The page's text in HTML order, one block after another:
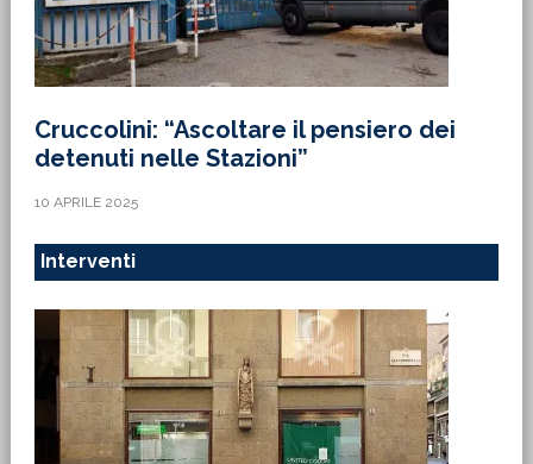
Cruccolini: “Ascoltare il pensiero dei
detenuti nelle Stazioni”
10 APRILE 2025
Interventi